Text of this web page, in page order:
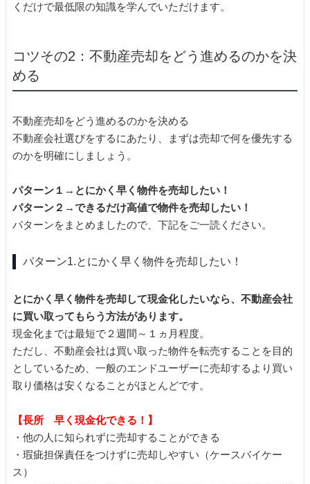
くだけで最低限の知識を学んでいただけます。
コツその2：不動産売却をどう進めるのかを決
める
不動産売却をどう進めるのかを決める
不動産会社選びをするにあたり、まずは売却で何を優先する
のかを明確にしましょう。
パターン１→とにかく早く物件を売却したい！
パターン２→できるだけ高値で物件を売却したい！
パターンをまとめましたので、下記をご一読ください。
パターン1.とにかく早く物件を売却したい！
とにかく早く物件を売却して現金化したいなら、不動産会社
に買い取ってもらう方法があります。
現金化までは最短で２週間～１ヵ月程度。
ただし、不動産会社は買い取った物件を転売することを目的
としているため、一般のエンドユーザーに売却するより買い
取り価格は安くなることがほとんどです。
【長所 早く現金化できる！】
・他の人に知られずに売却することができる
・瑕疵担保責任をつけずに売却しやすい（ケースバイケー
ス）